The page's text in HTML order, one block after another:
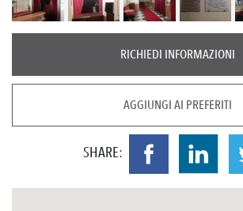
RICHIEDI INFORMAZIONI
AGGIUNGI AI PREFERITI
SHARE: